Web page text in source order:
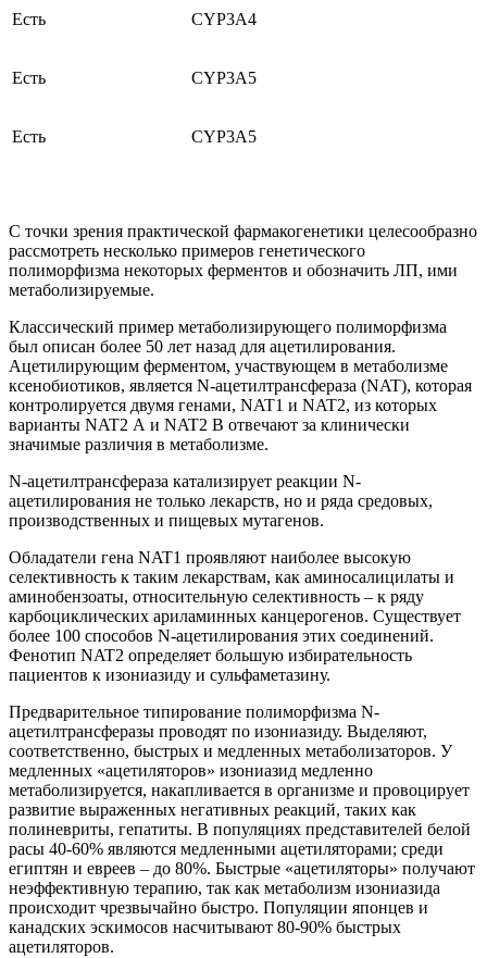
Есть CYP3A4
Есть CYP3A5
Есть CYP3A5
С точки зрения практической фармакогенетики целесообразно
рассмотреть несколько примеров генетического
полиморфизма некоторых ферментов и обозначить ЛП, ими
метаболизируемые.
Классический пример метаболизирующего полиморфизма
был описан более 50 лет назад для ацетилирования.
Ацетилирующим ферментом, участвующем в метаболизме
ксенобиотиков, является N-ацетилтрансфераза (NAT), которая
контролируется двумя генами, NAT1 и NAT2, из которых
варианты NAT2 А и NAT2 В отвечают за клинически
значимые различия в метаболизме.
N-ацетилтрансфераза катализирует реакции N-
ацетилирования не только лекарств, но и ряда средовых,
производственных и пищевых мута­генов.
Обладатели гена NAT1 проявляют наиболее высокую
селективность к таким лекарствам, как аминосалицилаты и
аминобензоаты, относительную селективность – к ряду
карбоциклических ариламинных канцерогенов. Существует
более 100 способов N-ацетилирования этих соединений.
Фенотип NAT2 определяет большую избирательность
пациентов к изониазиду и сульфаметазину.
Предварительное типирование полиморфизма N-
ацетилтрансферазы проводят по изониазиду. Выделяют,
соответственно, быстрых и медленных метаболизаторов. У
медленных «ацетиляторов» изониазид медленно
метаболизируется, накапливается в организме и провоцирует
развитие выраженных негативных реакций, таких как
полиневриты, гепатиты. В популяциях представителей белой
расы 40-60% являются медленными ацетиляторами; среди
египтян и евреев – до 80%. Быстрые «ацетиляторы» получают
неэффективную терапию, так как метаболизм изониазида
происходит чрезвычайно быстро. Популяции японцев и
канадских эскимосов насчитывают 80-90% быстрых
ацетиляторов.